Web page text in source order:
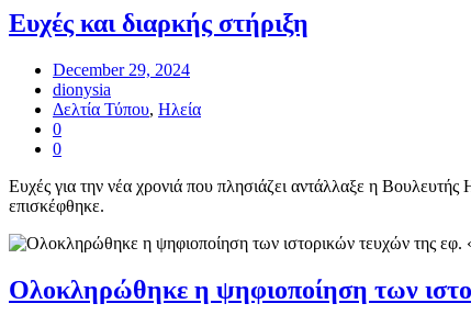
Ευχές και διαρκής στήριξη
December 29, 2024
dionysia
Δελτία Τύπου, Ηλεία
0
0
Ευχές για την νέα χρονιά που πλησιάζει αντάλλαξε η
επισκέφθηκε.
Ολοκληρώθηκε η ψηφιοποίηση των